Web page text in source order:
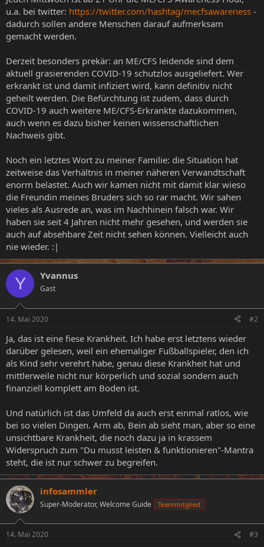
u.a. bei twitter: https://twitter.com/hashtag/mecfsawareness -
dadurch sollen andere Menschen darauf aufmerksam
gemacht werden.
Derzeit besonders prekär: an ME/CFS leidende sind dem
aktuell grasierenden COVID-19 schutzlos ausgeliefert. Wer
erkrankt ist und damit infiziert wird, kann definitiv nicht
geheilt werden. Die Befürchtung ist zudem, dass durch
COVID-19 auch weitere ME/CFS-Erkrankte dazukommen,
auch wenn es dazu bisher keinen wissenschaftlichen
Nachweis gibt.
Noch ein letztes Wort zu meiner Familie: die Situation hat
zeitweise das Verhältnis in meiner näheren Verwandtschaft
enorm belastet. Auch wir kamen nicht mit damit klar wieso
die Freundin meines Bruders sich so rar macht. Wir sahen
vieles als Ausrede an, was im Nachhinein falsch war. Wir
haben sie seit 4 Jahren nicht mehr gesehen, und werden sie
auch auf absehbare Zeit nicht sehen können. Vielleicht auch
nie wieder. :|
Y Yvannus
Gast
14. Mai 2020 #2
Ja, das ist eine fiese Krankheit. Ich habe erst letztens wieder
darüber gelesen, weil ein ehemaliger Fußballspieler, den ich
als Kind sehr verehrt habe, genau diese Krankheit hat und
mittlerweile nicht nur körperlich und sozial sondern auch
finanziell komplett am Boden ist.
Und natürlich ist das Umfeld da auch erst einmal ratlos, wie
bei so vielen Dingen. Arm ab, Bein ab sieht man, aber so eine
unsichtbare Krankheit, die noch dazu ja in krassem
Widerspruch zum "Du musst leisten & funktionieren"-Mantra
steht, die ist nur schwer zu begreifen.
infosammler
Super-Moderator, Welcome Guide Teammitglied
14. Mai 2020 #3